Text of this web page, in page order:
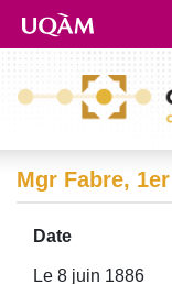
Aller directement au
Mgr Fabre,
Date
Le 8 juin 1886